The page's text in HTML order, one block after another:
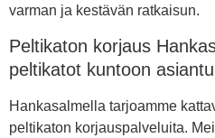
varman ja kestävän ratkaisun.
Peltikaton korjaus
peltikatot kuntoon
Hankasalmella tarjoamme
peltikaton korjauspalveluita.